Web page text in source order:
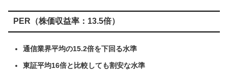
PER（株価収益率：13.5倍）
通信業界平均の15.2倍を下回る水準
東証平均16倍と比較しても割安な水準